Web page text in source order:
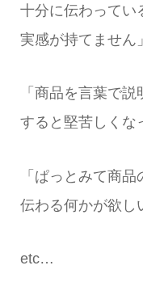
十分に伝わってい
実感が持てません」
「商品を言葉で説
すると堅苦しくな
「ぱっとみて商品
伝わる何かが欲し
etc…